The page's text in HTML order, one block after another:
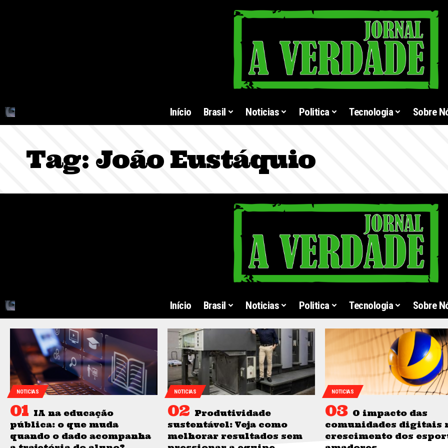
Início Brasil Noticias Politica Tecnologia Sobre
Tag: João Eustáquio
Início Brasil Noticias Politica Tecnologia Sobre
NOTICIAS
IA na educação
pública: o que muda
quando o dado acompanha
NOTICIAS
Produtividade
sustentável: Veja como
melhorar resultados sem
NOTICIAS
O impacto das
comunidades digitais
crescimento dos